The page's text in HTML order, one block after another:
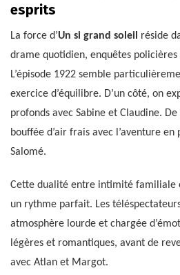
esprits
La force d’Un si grand soleil réside
drame quotidien, enquêtes policières
L’épisode 1922 semble
exercice d’équilibre. D’un côté, on
profonds avec Sabine et Claudine.
bouffée d’air frais avec l’aventure
Salomé.
Cette dualité entre intimité familiale
un rythme parfait. Les
atmosphère lourde et chargée
légères et romantiques, avant de
avec Atlan et Margot.